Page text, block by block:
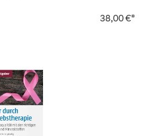
38,00 €*